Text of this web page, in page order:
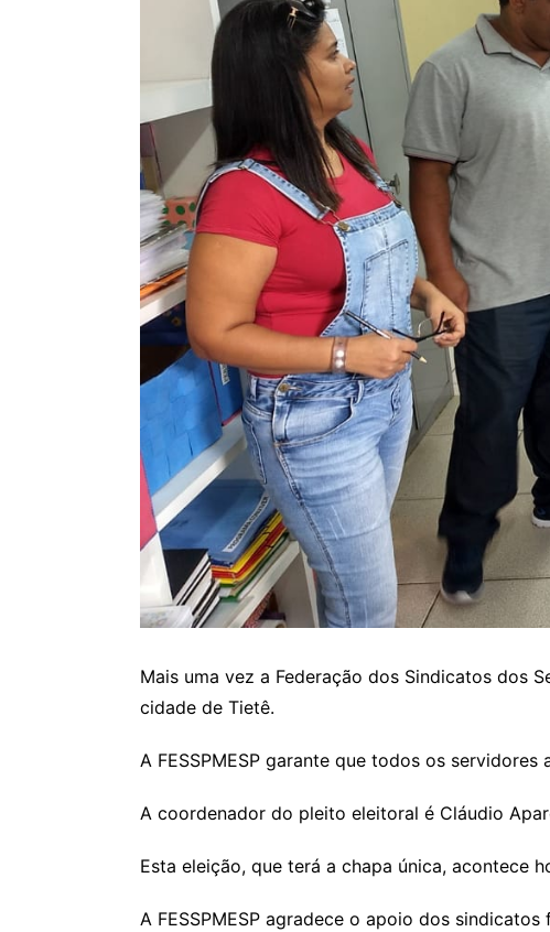
Mais uma vez a Federação dos Sindicatos dos
cidade de Tietê.
A FESSPMESP garante que todos os
A coordenador do pleito eleitoral é Cláudio
Esta eleição, que terá a chapa única, acontece
A FESSPMESP agradece o apoio dos